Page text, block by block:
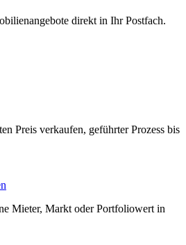
direkt in Ihr Postfach.
Preis verkaufen, geführter Prozess bis
Mieter, Markt oder Portfoliowert in